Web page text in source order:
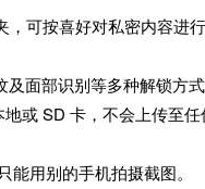
可按喜好对私密内容进
面部识别等多种解锁方
或 SD 卡，不会上传至
用别的手机拍摄截图。